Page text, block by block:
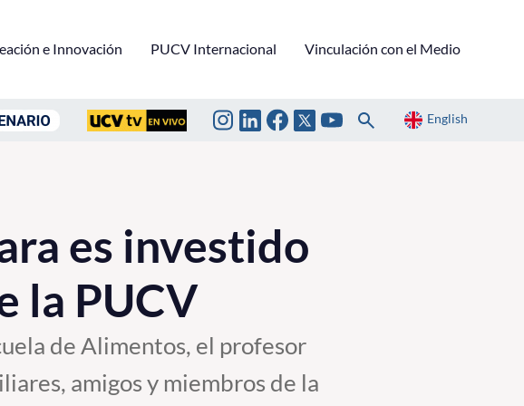
e Innovación PUCV Internacional Vinculación con el Medio
English
es investido
la PUCV
de Alimentos, el profesor
amigos y miembros de la